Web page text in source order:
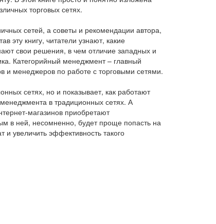
торговых сетях.
сетей, а советы и рекомендации автора,
эту книгу, читатели узнают, какие
свои решения, в чем отличие западных и
Категорийный менеджмент – главный
и менеджеров по работе с торговыми сетями.
сетях, но и показывает, как работают
в традиционных сетях. А
магазинов приобретают
в ней, несомненно, будет проще попасть на
увеличить эффективность такого